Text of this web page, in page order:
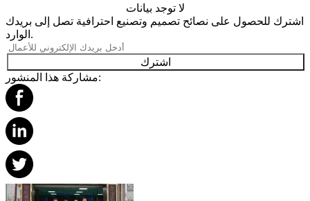
لا توجد بيانات
اشترك للحصول على نصائح تصميم وتصنيع احترافية تصل إلى بريدك
الوارد.
اشترك
مشاركة هذا المنشور: